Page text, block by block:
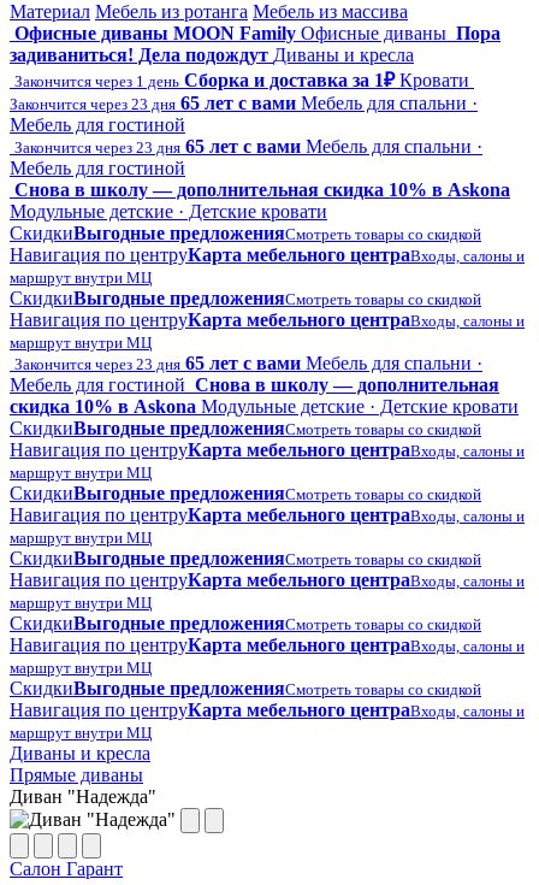
Материал Мебель из ротанга Мебель из массива
Офисные диваны MOON Family Офисные диваны Пора
задиваниться! Дела подождут Диваны и кресла
Закончится через 1 день Сборка и доставка за 1₽ Кровати
Закончится через 23 дня 65 лет с вами Мебель для спальни ·
Мебель для гостиной
Закончится через 23 дня 65 лет с вами Мебель для спальни ·
Мебель для гостиной
Снова в школу — дополнительная скидка 10% в Askona
Модульные детские · Детские кровати
СкидкиВыгодные предложенияСмотреть товары со скидкой
Навигация по центруКарта мебельного центраВходы, салоны и
маршрут внутри МЦ
СкидкиВыгодные предложенияСмотреть товары со скидкой
Навигация по центруКарта мебельного центраВходы, салоны и
маршрут внутри МЦ
Закончится через 23 дня 65 лет с вами Мебель для спальни ·
Мебель для гостиной Снова в школу — дополнительная
скидка 10% в Askona Модульные детские · Детские кровати
СкидкиВыгодные предложенияСмотреть товары со скидкой
Навигация по центруКарта мебельного центраВходы, салоны и
маршрут внутри МЦ
СкидкиВыгодные предложенияСмотреть товары со скидкой
Навигация по центруКарта мебельного центраВходы, салоны и
маршрут внутри МЦ
СкидкиВыгодные предложенияСмотреть товары со скидкой
Навигация по центруКарта мебельного центраВходы, салоны и
маршрут внутри МЦ
СкидкиВыгодные предложенияСмотреть товары со скидкой
Навигация по центруКарта мебельного центраВходы, салоны и
маршрут внутри МЦ
СкидкиВыгодные предложенияСмотреть товары со скидкой
Навигация по центруКарта мебельного центраВходы, салоны и
маршрут внутри МЦ
Диваны и кресла
Прямые диваны
Диван "Надежда"
Салон Гарант